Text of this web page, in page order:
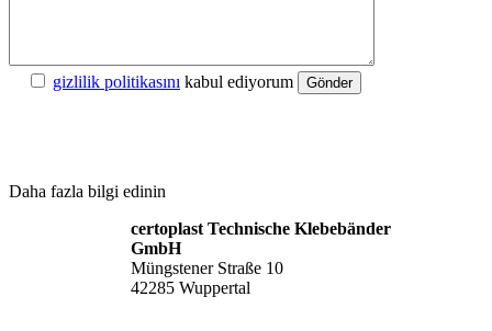
gizlilik politikasını kabul ediyorum Gönder
Daha fazla bilgi edinin
certoplast Technische Klebebänder
GmbH
Müngstener Straße 10
42285 Wuppertal